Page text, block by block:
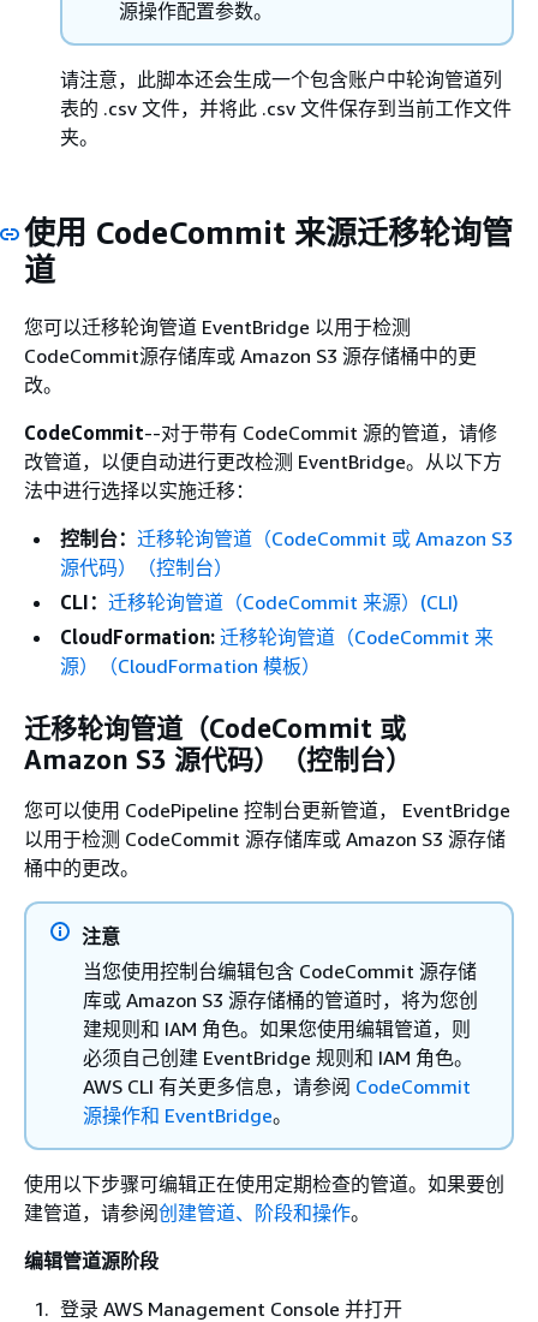
源操作配置参数。
请注意，此脚本还会生成一个包含账户中轮询管道列
表的 .csv 文件，并将此 .csv 文件保存到当前工作文件
夹。
使用 CodeCommit 来源迁移轮询管
道
您可以迁移轮询管道 EventBridge 以用于检测
CodeCommit源存储库或 Amazon S3 源存储桶中的更
改。
CodeCommit--对于带有 CodeCommit 源的管道，请修
改管道，以便自动进行更改检测 EventBridge。从以下方
法中进行选择以实施迁移：
控制台： 迁移轮询管道（CodeCommit 或 Amazon S3
源代码）（控制台）
CLI： 迁移轮询管道（CodeCommit 来源）(CLI)
CloudFormation: 迁移轮询管道（CodeCommit 来
源）（CloudFormation 模板）
迁移轮询管道（CodeCommit 或
Amazon S3 源代码）（控制台）
您可以使用 CodePipeline 控制台更新管道， EventBridge
以用于检测 CodeCommit 源存储库或 Amazon S3 源存储
桶中的更改。
注意
当您使用控制台编辑包含 CodeCommit 源存储
库或 Amazon S3 源存储桶的管道时，将为您创
建规则和 IAM 角色。如果您使用编辑管道，则
必须自己创建 EventBridge 规则和 IAM 角色。
AWS CLI 有关更多信息，请参阅 CodeCommit
源操作和 EventBridge。
使用以下步骤可编辑正在使用定期检查的管道。如果要创
建管道，请参阅创建管道、阶段和操作。
编辑管道源阶段
登录 AWS Management Console 并打开